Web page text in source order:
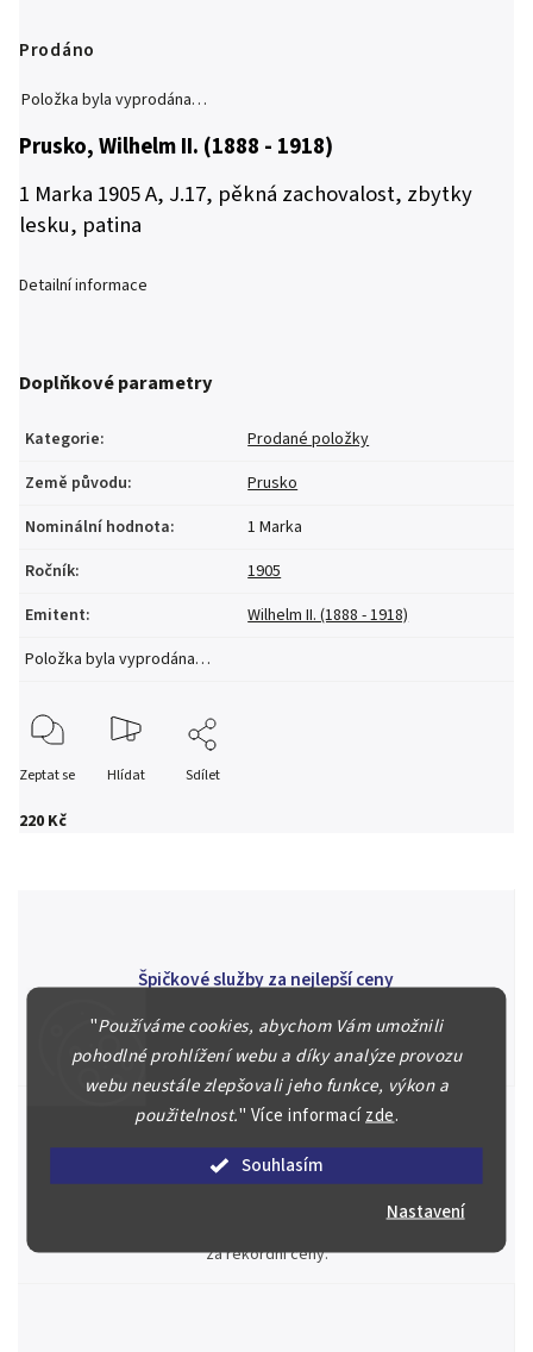
"Používáme cookies, abychom Vám umožnili
pohodlné prohlížení webu a díky analýze provozu
webu neustále zlepšovali jeho funkce, výkon a
použitelnost." Více informacízde.
Souhlasím
Nastavení
220 Kč
Prodáno
Položka byla vyprodána…
Prusko, Wilhelm II. (1888 - 1918)
1 Marka 1905 A, J.17, pěkná zachovalost, zbytky
lesku, patina
Detailní informace
Doplňkové parametry
Kategorie:
Prodané položky
Země původu:
Prusko
Nominální hodnota:
1 Marka
Ročník:
1905
Emitent:
Wilhelm II. (1888 - 1918)
Položka byla vyprodána…
Zeptat se Hlídat Sdílet
Špičkové služby za nejlepší ceny
Posoudíme kvalitu a pravost Vašeho materiálu, prodáme v naší
aukci nebo Vám poradíme kam investovat.
Jsme zde pro Vás nepřetržitě již od roku 2000
Během té doby jsme v našich aukcích prodali významné sbírky i
za rekordní ceny.